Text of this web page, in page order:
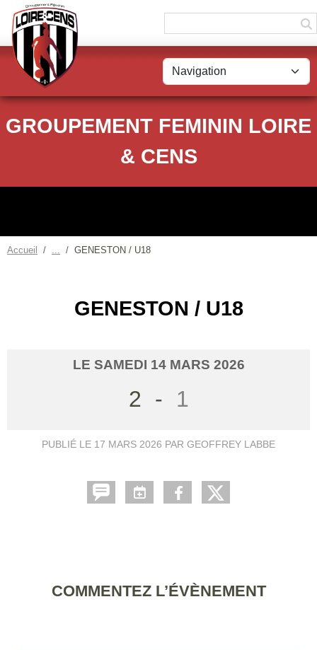
GROUPEMENT FEMININ LOIRE
& CENS
Accueil GENESTON / U18
GENESTON / U18
LE SAMEDI 14 MARS 2026
2 - 1
PUBLIÉ LE 17 MARS 2026 PAR GEOFFREY LABBE
COMMENTEZ L’ÉVÈNEMENT
Panneau de gestion des cookies